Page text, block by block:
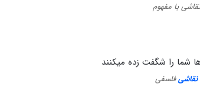
نقاشی با مفهوم
نقاشیفلسفی